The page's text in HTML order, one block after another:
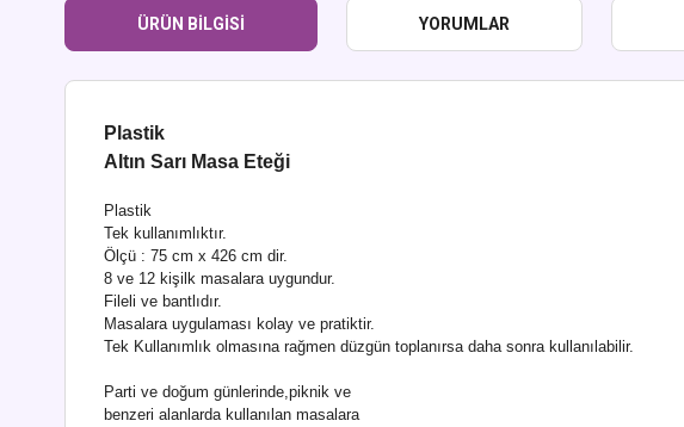
ÜRÜN BILGISI YORUMLAR
Plastik
Altın Sarı Masa Eteği
Plastik
Tek kullanımlıktır.
Ölçü : 75 cm x 426 cm dir.
8 ve 12 kişilk masalara uygundur.
Fileli ve bantlıdır.
Masalara uygulaması kolay ve pratiktir.
Tek Kullanımlık olmasına rağmen düzgün toplanırsa daha sonra kullanılabilir.
Parti ve doğum günlerinde,piknik ve
benzeri alanlarda kullanılan masalara